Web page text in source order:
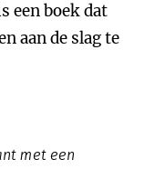
een boek dat
aan de slag te
met een